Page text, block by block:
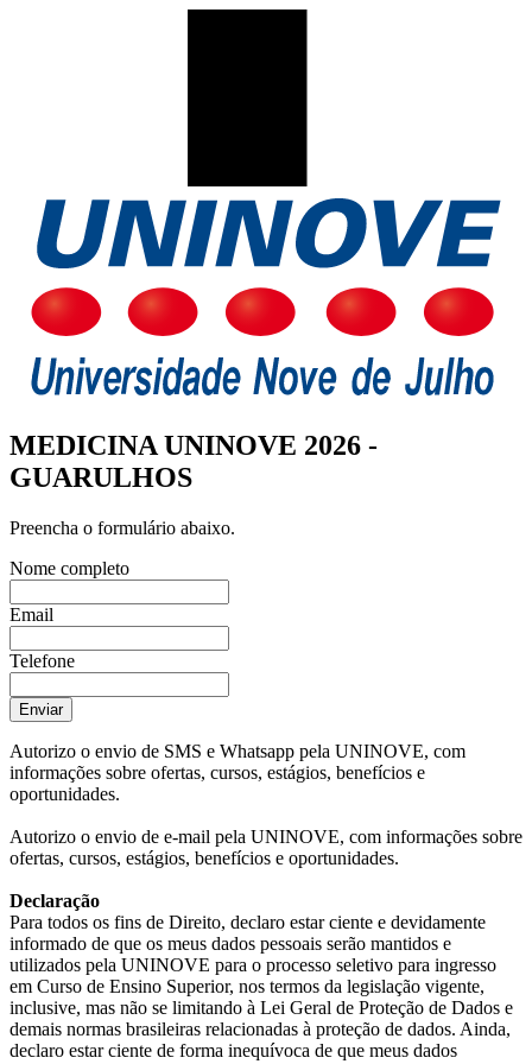
MEDICINA UNINOVE 2026 -
GUARULHOS
Preencha o formulário abaixo.
Nome completo
Email
Telefone
Enviar
Autorizo o envio de SMS e Whatsapp pela UNINOVE, com
informações sobre ofertas, cursos, estágios, benefícios e
oportunidades.
Autorizo o envio de e-mail pela UNINOVE, com informações sobre
ofertas, cursos, estágios, benefícios e oportunidades.
Declaração
Para todos os fins de Direito, declaro estar ciente e devidamente
informado de que os meus dados pessoais serão mantidos e
utilizados pela UNINOVE para o processo seletivo para ingresso
em Curso de Ensino Superior, nos termos da legislação vigente,
inclusive, mas não se limitando à Lei Geral de Proteção de Dados e
demais normas brasileiras relacionadas à proteção de dados. Ainda,
declaro estar ciente de forma inequívoca de que meus dados